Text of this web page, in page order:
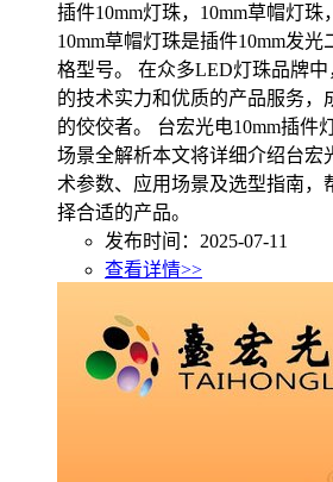
插件10mm灯珠，10mm草帽灯珠
10mm草帽灯珠是插件10mm发
格型号。 在众多LED灯珠品牌
的技术实力和优质的产品服务，
的佼佼者。 台宏光电10mm插件
场景全解析本文将详细介绍台宏
术参数、应用场景及选型指南，
择合适的产品。
发布时间：2025-07-11
查看详情>>